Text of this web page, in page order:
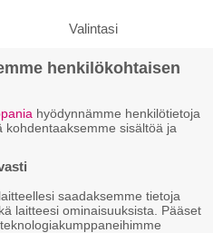
Weezer
Valintasi
henkilökohtaisen
hyödynnämme henkilötietoja
sisältöä ja
saadaksemme tietoja
laitteesi ominaisuuksista. Pääset